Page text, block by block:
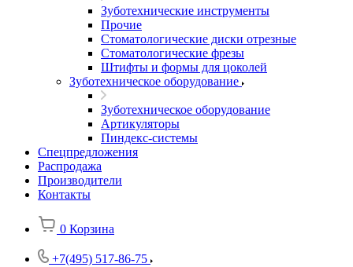
Зуботехнические инструменты
Прочие
Стоматологические диски отрезные
Стоматологические фрезы
Штифты и формы для цоколей
Зуботехническое оборудование
Зуботехническое оборудование
Артикуляторы
Пиндекс-системы
Спецпредложения
Распродажа
Производители
Контакты
0 Корзина
+7(495) 517-86-75